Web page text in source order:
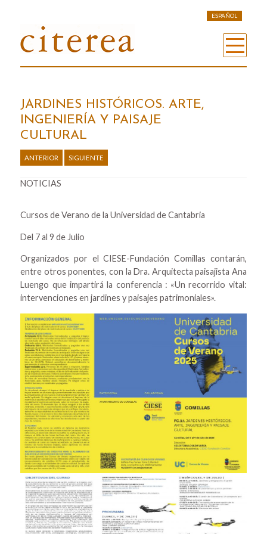
ESPAÑOL
JARDINES HISTÓRICOS. ARTE,
INGENIERÍA Y PAISAJE
CULTURAL
ANTERIOR SIGUIENTE
NOTICIAS
Cursos de Verano de la Universidad de Cantabria
Del 7 al 9 de Julio
Organizados por el CIESE-Fundación Comillas contarán,
entre otros ponentes, con la Dra. Arquitecta paisajista Ana
Luengo que impartirá la conferencia : «Un recorrido vital:
intervenciones en jardines y paisajes patrimoniales».